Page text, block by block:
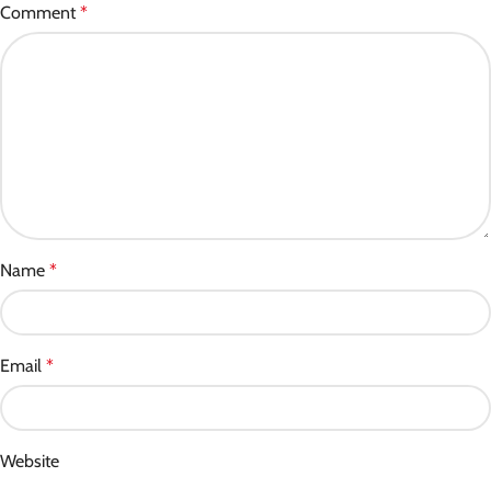
Comment*
Name *
Email *
Website